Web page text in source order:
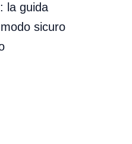
la guida
sicuro